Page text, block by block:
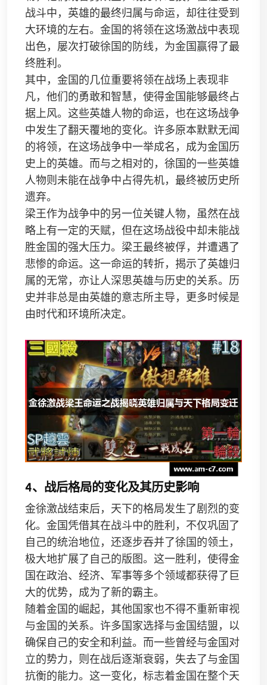
战斗中，英雄的最终归属与命运，却往往受到
大环境的左右。金国的将领在这场激战中表现
出色，屡次打破徐国的防线，为金国赢得了最
终胜利。
其中，金国的几位重要将领在战场上表现非
凡，他们的勇敢和智慧，使得金国能够最终占
据上风。这些英雄人物的命运，也在这场战争
中发生了翻天覆地的变化。许多原本默默无闻
的将领，在这场战争中一举成名，成为金国历
史上的英雄。而与之相对的，徐国的一些英雄
人物则未能在战争中占得先机，最终被历史所
遗弃。
梁王作为战争中的另一位关键人物，虽然在战
略上有一定的天赋，但在这场战役中却未能战
胜金国的强大压力。梁王最终被俘，并遭遇了
悲惨的命运。这一命运的转折，揭示了英雄归
属的无常，亦让人深思英雄与历史的关系。历
史并非总是由英雄的意志所主导，更多时候是
由时代和环境所决定。
4、战后格局的变化及其历史影响
金徐激战结束后，天下的格局发生了剧烈的变
化。金国凭借其在战斗中的胜利，不仅巩固了
自己的统治地位，还逐步吞并了徐国的领土，
极大地扩展了自己的版图。这一胜利，使得金
国在政治、经济、军事等多个领域都获得了巨
大的优势，成为了新的霸主。
随着金国的崛起，其他国家也不得不重新审视
与金国的关系。许多国家选择与金国结盟，以
确保自己的安全和利益。而一些曾经与金国对
立的势力，则在战后逐渐衰弱，失去了与金国
抗衡的能力。这一变化，标志着金国在整个天